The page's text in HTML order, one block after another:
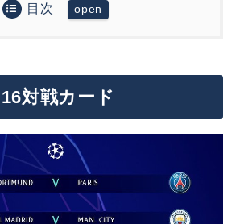
目次
16試合日程
11(水)
10(火)
18(水)
17(火)
対戦カード